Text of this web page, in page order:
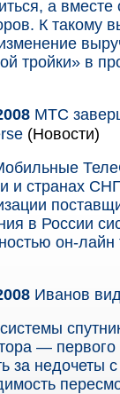
а вместе
К такому
тройки» в
МТС
(Новости)
и странах
в России
он-лайн
Иванов
—
за недочеты